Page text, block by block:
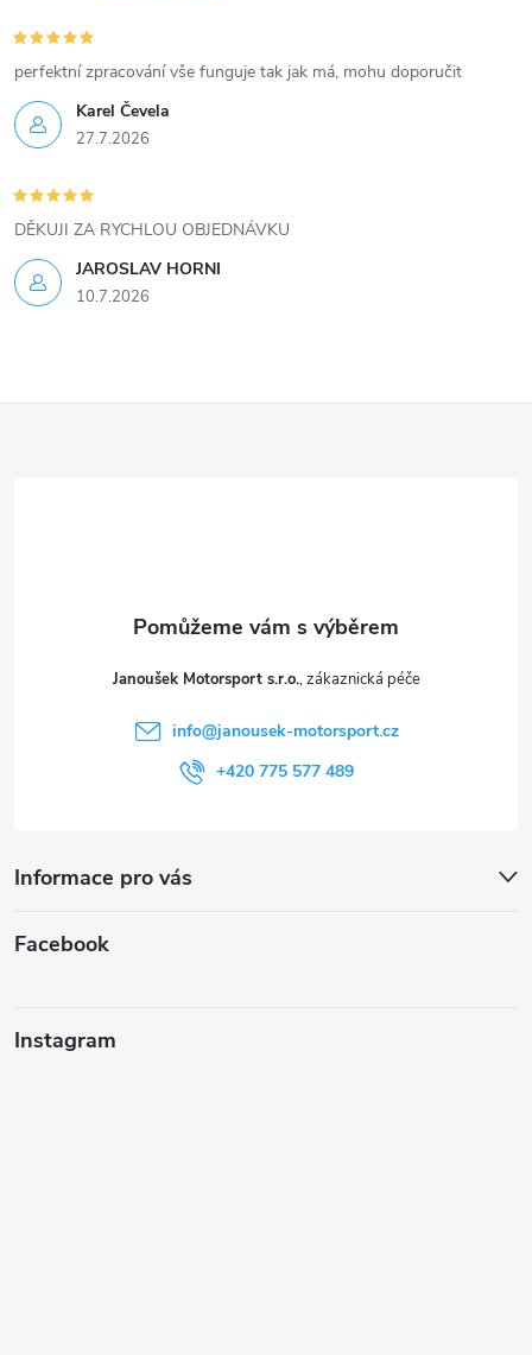
v
ý
p
i
s
u
Karel Čevela
27.7.2026
perfektní zpracování vše funguje tak jak má, mohu doporučit
JAROSLAV HORNI
10.7.2026
DĚKUJI ZA RYCHLOU OBJEDNÁVKU
Janoušek Motorsport s.r.o.
info@janousek-motorsport.cz
+420 775 577 489
Informace pro vás
Facebook
Instagram